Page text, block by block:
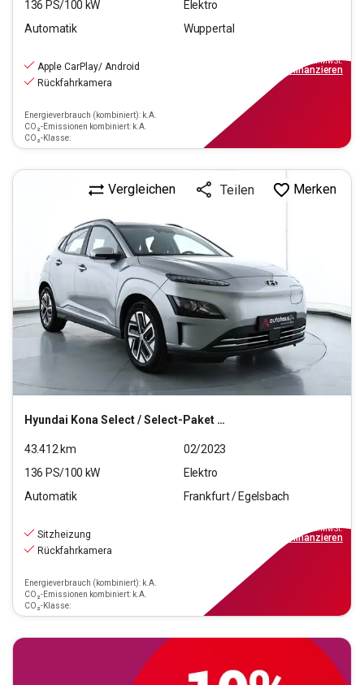
136 PS/100 kW
Elektro
Automatik
Wuppertal
Apple CarPlay/ Android
Rückfahrkamera
Energieverbrauch (kombiniert): k.A.
CO₂-Emissionen kombiniert: k.A.
CO₂-Klasse:
inkl.MwSt.
finanzieren
Hyundai Kona Select / Select-Paket Elektro 2WD
Vergleichen Teilen Merken
43.412 km
02/2023
136 PS/100 kW
Elektro
Automatik
Frankfurt / Egelsbach
Sitzheizung
Rückfahrkamera
Energieverbrauch (kombiniert): k.A.
CO₂-Emissionen kombiniert: k.A.
CO₂-Klasse:
inkl.MwSt.
finanzieren